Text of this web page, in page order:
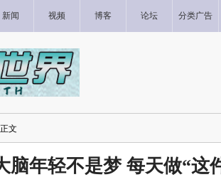
新闻 视频 博客 论坛 分类广告
文
脑年轻不是梦 每天做“这